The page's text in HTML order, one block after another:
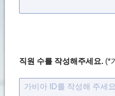
직원 수를 작성해주세요. (*
가비아 ID를 작성해 주세